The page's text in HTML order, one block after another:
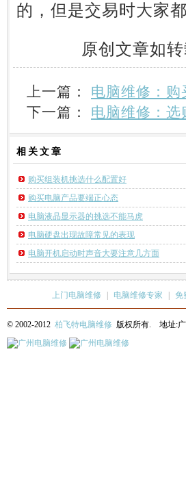
的，但是交易时大家
原创文章如转
上一篇： 电脑维修：
下一篇： 电脑维修：
相关 文章
购买组装机挑选什么配置好
购买电脑产品要端正心态
电脑液晶显示器的挑选不能马虎
电脑硬盘出现故障常见的表现
电脑开机启动时声音大要注意几方面
上门电脑维修 电脑维修专家 免
© 2002-2012 柏飞特电脑维修 版权所有. 地址:广